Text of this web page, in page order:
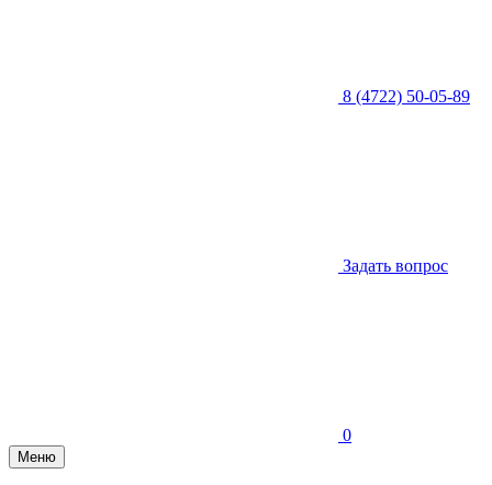
8 (4722) 50-05-89
Задать вопрос
0
Меню